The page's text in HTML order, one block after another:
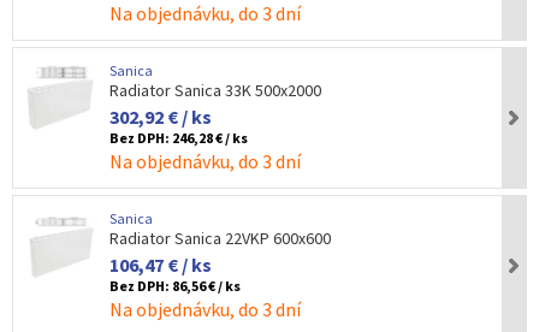
Na objednávku, do 3 dní
Sanica
Radiator Sanica 33K 500x2000
302,92 € / ks
Bez DPH: 246,28 € / ks
Na objednávku, do 3 dní
Sanica
Radiator Sanica 22VKP 600x600
106,47 € / ks
Bez DPH: 86,56 € / ks
Na objednávku, do 3 dní